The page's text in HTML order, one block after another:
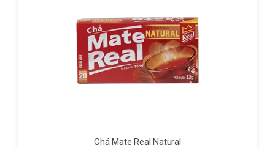
Chá Mate Real Natural